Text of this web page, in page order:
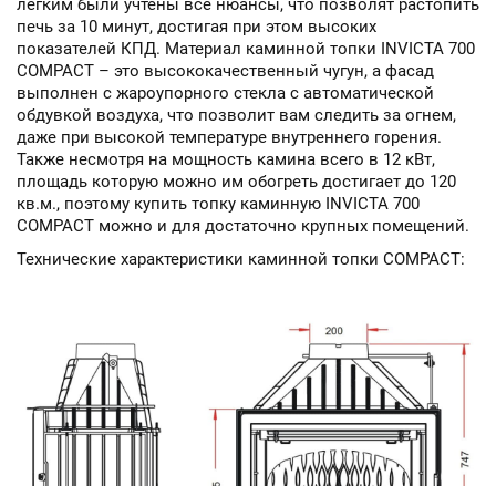
легким были учтены все нюансы, что позволят растопить
печь за 10 минут, достигая при этом высоких
показателей КПД. Материал каминной топки INVICTA 700
COMPACT – это высококачественный чугун, а фасад
выполнен с жароупорного стекла с автоматической
обдувкой воздуха, что позволит вам следить за огнем,
даже при высокой температуре внутреннего горения.
Также несмотря на мощность камина всего в 12 кВт,
площадь которую можно им обогреть достигает до 120
кв.м., поэтому купить топку каминную INVICTA 700
COMPACT можно и для достаточно крупных помещений.
Технические характеристики каминной топки COMPACT: